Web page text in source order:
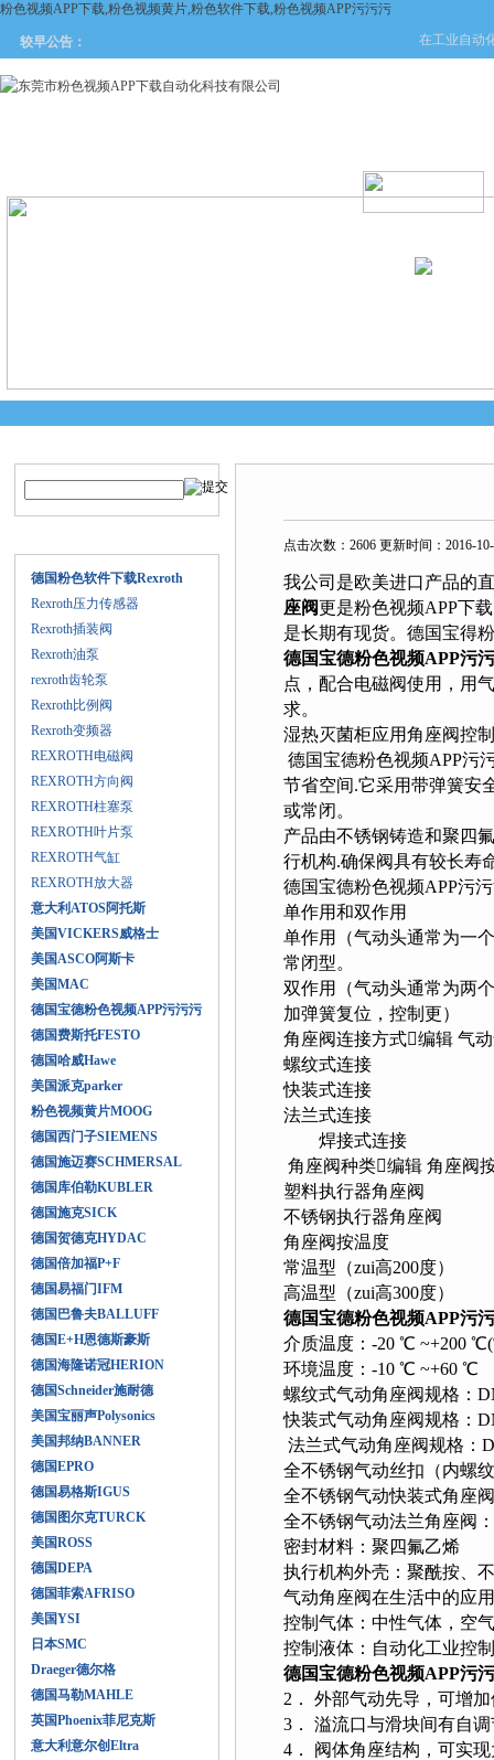
粉色视频APP下载,粉色视频黄片,粉色软件下载,粉色视频APP污污污
较早公告： 在工业自动化
下载
产品中心 新闻
德国粉色软件下载Rexroth
Rexroth压力传感器
Rexroth插装阀
Rexroth油泵
rexroth齿轮泵
Rexroth比例阀
Rexroth变频器
REXROTH电磁阀
REXROTH方向阀
REXROTH柱塞泵
REXROTH叶片泵
REXROTH气缸
REXROTH放大器
意大利ATOS阿托斯
美国VICKERS威格士
美国ASCO阿斯卡
美国MAC
德国宝德粉色视频APP污污污
德国费斯托FESTO
德国哈威Hawe
美国派克parker
粉色视频黄片MOOG
德国西门子SIEMENS
德国施迈赛SCHMERSAL
德国库伯勒KUBLER
德国施克SICK
德国贺德克HYDAC
德国倍加福P+F
德国易福门IFM
德国巴鲁夫BALLUFF
德国E+H恩德斯豪斯
德国海隆诺冠HERION
德国Schneider施耐德
美国宝丽声Polysonics
美国邦纳BANNER
德国EPRO
德国易格斯IGUS
德国图尔克TURCK
美国ROSS
德国DEPA
德国菲索AFRISO
美国YSI
日本SMC
Draeger德尔格
德国马勒MAHLE
英国Phoenix菲尼克斯
意大利意尔创Eltra
点击次数：2606 更新时间：2016-
我公司是欧美进口产品的直
座阀更是粉色视频APP下载
是长期有现货。德国宝
德国宝德粉色视频APP污
点，配合电磁阀使用，
求。
湿热灭菌柜应用角座阀控制
德国宝德粉色视频APP污
节省空间.它采用带弹簧安
或常闭。
产品由不锈钢铸造和聚四
行机构.确保阀具有较长寿
德国宝德粉色视频APP污污
单作用和双作用
单作用（气动头通常为一个
常闭型。
双作用（气动头通常为两个孔
加弹簧复位，控制更）
角座阀连接方式编辑 气动
螺纹式连接
快装式连接
法兰式连接
焊接式连接
角座阀种类编辑 角座阀
塑料执行器角座阀
不锈钢执行器角座阀
角座阀按温度
常温型（zui高200度）
高温型（zui高300度）
德国宝德粉色视频APP污
介质温度：-20 ℃ ~+200
环境温度：-10 ℃ ~+60 ℃
螺纹式气动角座阀规格：
快装式气动角座阀规格：
法兰式气动角座阀规格：
全不锈钢气动丝扣（内螺纹
全不锈钢气动快装式角座阀
全不锈钢气动法兰角座阀
密封材料：聚四氟乙烯
执行机构外壳：聚酰按、
气动角座阀在生活中的应用
控制气体：中性气体，空气
控制液体：自动化工业控制流
德国宝德粉色视频APP污
2． 外部气动先导，可增加使
3． 溢流口与滑块间有自调节
4． 阀体角座结构，可实